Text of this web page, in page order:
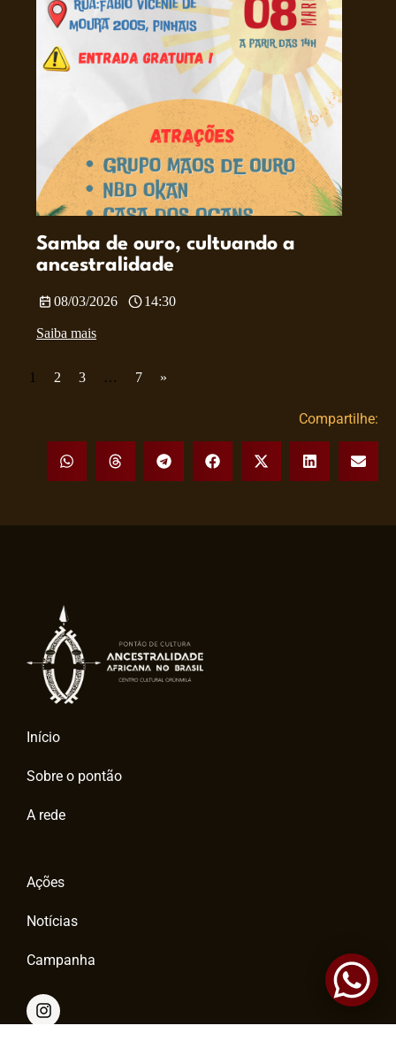
Samba de ouro, cultuando a
ancestralidade
08/03/2026 14:30
Saiba mais
1 2 3 … 7 »
Compartilhe:
Início
Sobre o pontão
A rede
Ações
Notícias
Campanha